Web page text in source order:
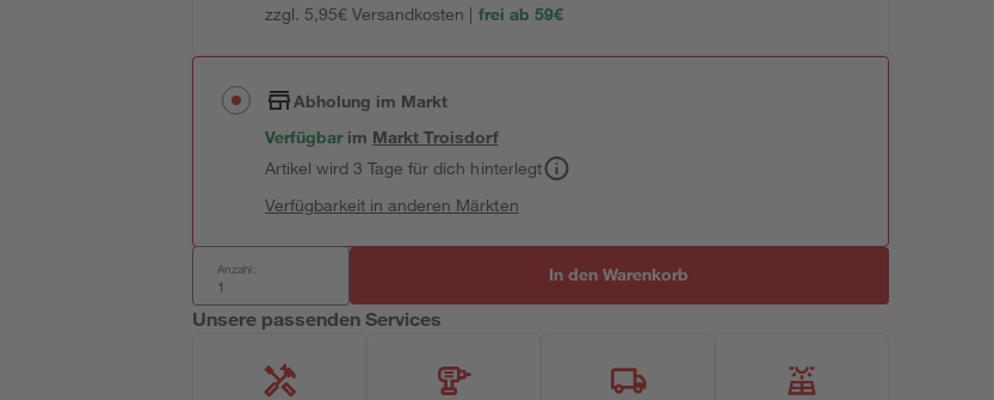
zzgl. 5,95€ Versandkosten | frei ab 59€
Abholung im Markt
Verfügbar im MarktTroisdorf
Artikel wird 3 Tage für dich hinterlegt
Verfügbarkeit in anderen Märkten
Anzahl: In den Warenkorb
Unsere passenden Services